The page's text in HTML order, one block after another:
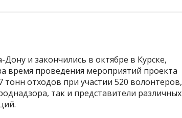
и закончились в октябре в Курске,
время проведения мероприятий проекта
отходов при участии 520 волонтеров,
так и представители различных